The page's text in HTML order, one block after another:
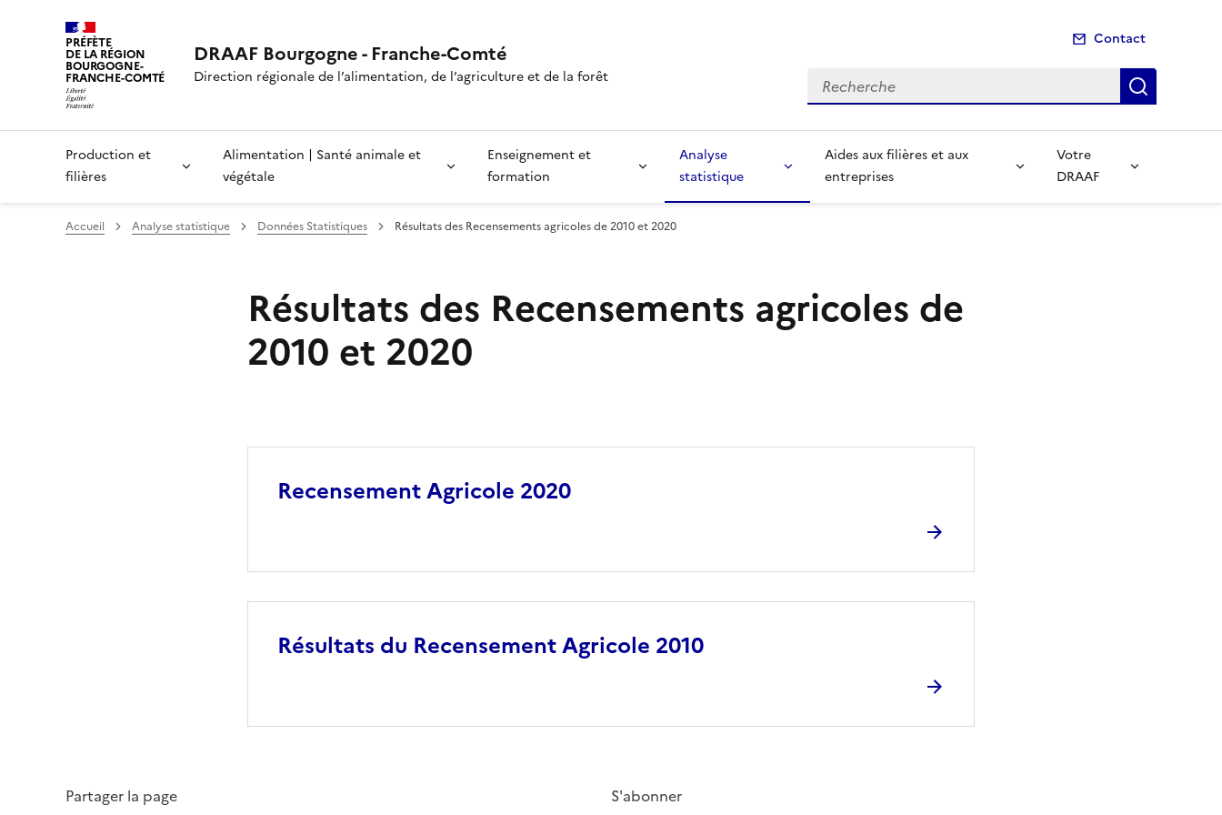
PRÉFÈTE
DE LA RÉGION
BOURGOGNE-
FRANCHE-COMTÉ
DRAAF Bourgogne - Franche-Comté
Direction régionale de l’alimentation, de l’agriculture et de la forêt
Contact
Recherche
Production et
filières
Alimentation | Santé animale et
végétale
Enseignement et
formation
Analyse
statistique
Aides aux filières et aux
entreprises
Votre
DRAAF
Accueil Analyse statistique Données Statistiques Résultats des Recensements agricoles de 2010 et 2020
Résultats des Recensements agricoles de
2010 et 2020
Recensement Agricole 2020
Résultats du Recensement Agricole 2010
Partager la page S'abonner